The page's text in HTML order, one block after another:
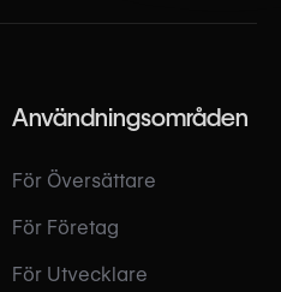
Användningsområden
För Översättare
För Företag
För Utvecklare